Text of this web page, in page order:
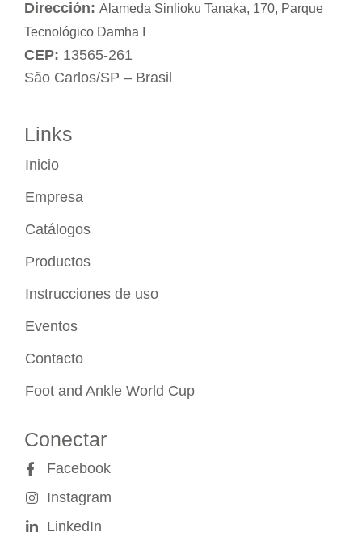
Dirección: Alameda Sinlioku Tanaka, 170, Parque
Tecnológico Damha I
CEP: 13565-261
São Carlos/SP – Brasil
Links
Inicio
Empresa
Catálogos
Productos
Instrucciones de uso
Eventos
Contacto
Foot and Ankle World Cup
Conectar
Facebook
Instagram
LinkedIn